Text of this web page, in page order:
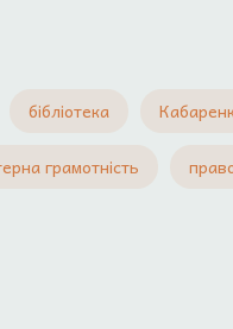
бібліотека
грамотність